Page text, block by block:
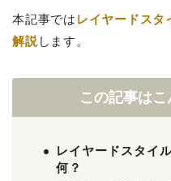
本記事では レイヤードスタ
解説します。
この記事は
レイヤードスタイ
何？